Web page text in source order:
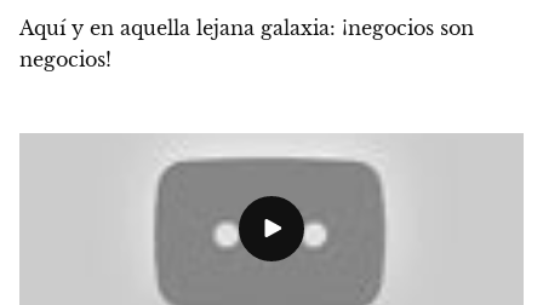
Aquí y en aquella lejana galaxia: ¡negocios son
negocios!